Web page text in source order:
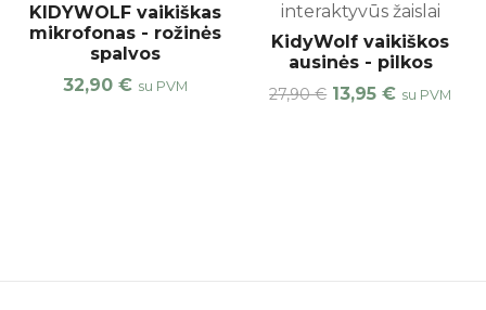
KIDYWOLF vaikiškas
mikrofonas - rožinės
spalvos
32,90€ su PVM
interaktyvūs žaislai
KidyWolf vaikiškos
ausinės - pilkos
27,90€ 13,95€ su PVM